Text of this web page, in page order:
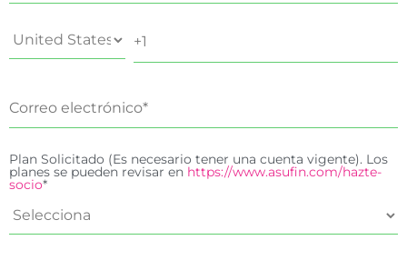
Plan Solicitado (Es necesario tener una cuenta vigente). Los
planes se pueden revisar en https://www.asufin.com/hazte-
socio*